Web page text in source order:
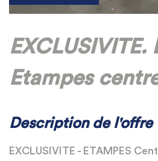
EXCLUSIVITE. Box fermé
Etampes
Description de l'offre
EXCLUSIVITE - ETAMPES